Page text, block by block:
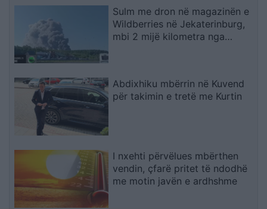
Sulm me dron në magazinën e
Wildberries në Jekaterinburg,
mbi 2 mijë kilometra nga
Abdixhiku mbërrin në Kuvend
për takimin e tretë me Kurtin
I nxehti përvëlues mbërthen
vendin, çfarë pritet të ndodhë
me motin javën e ardhshme